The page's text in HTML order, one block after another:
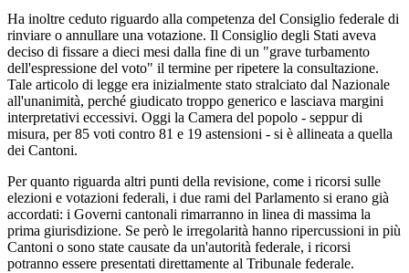
Ha inoltre ceduto riguardo alla competenza del Consiglio federale di
rinviare o annullare una votazione. Il Consiglio degli Stati aveva
deciso di fissare a dieci mesi dalla fine di un "grave turbamento
dell'espressione del voto" il termine per ripetere la consultazione.
Tale articolo di legge era inizialmente stato stralciato dal Nazionale
all'unanimità, perché giudicato troppo generico e lasciava margini
interpretativi eccessivi. Oggi la Camera del popolo - seppur di
misura, per 85 voti contro 81 e 19 astensioni - si è allineata a quella
dei Cantoni.
Per quanto riguarda altri punti della revisione, come i ricorsi sulle
elezioni e votazioni federali, i due rami del Parlamento si erano già
accordati: i Governi cantonali rimarranno in linea di massima la
prima giurisdizione. Se però le irregolarità hanno ripercussioni in più
Cantoni o sono state causate da un'autorità federale, i ricorsi
potranno essere presentati direttamente al Tribunale federale.